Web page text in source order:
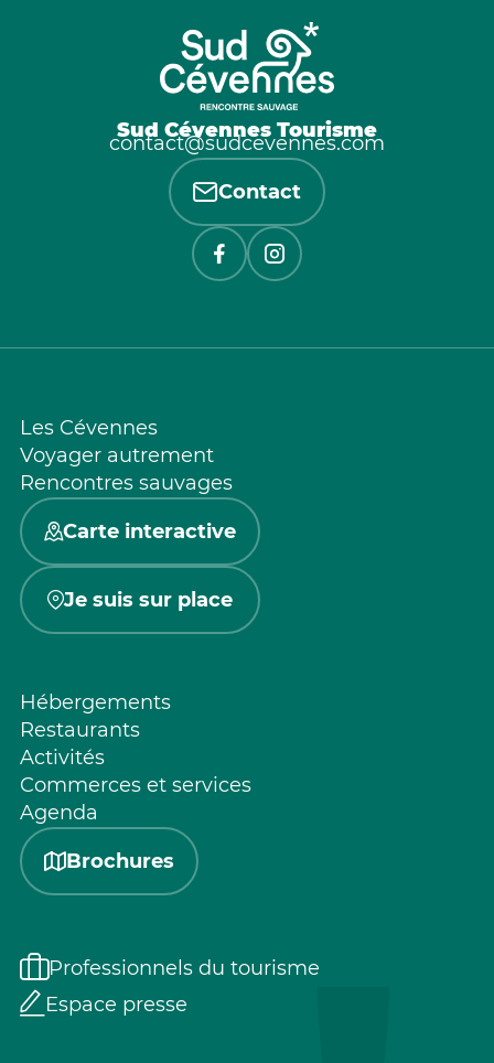
Sud Cévennes Tourisme
contact@sudcevennes.com
Contact
Les Cévennes
Voyager autrement
Rencontres sauvages
Carte interactive
Je suis sur place
Hébergements
Restaurants
Activités
Commerces et services
Agenda
Brochures
Professionnels du tourisme
Espace presse